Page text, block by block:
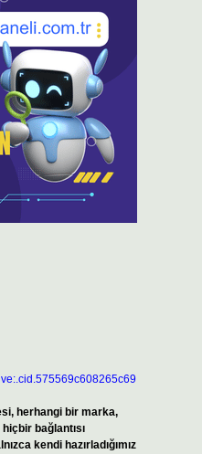
herhangi bir marka,
bağlantısı
kendi hazırladığımız